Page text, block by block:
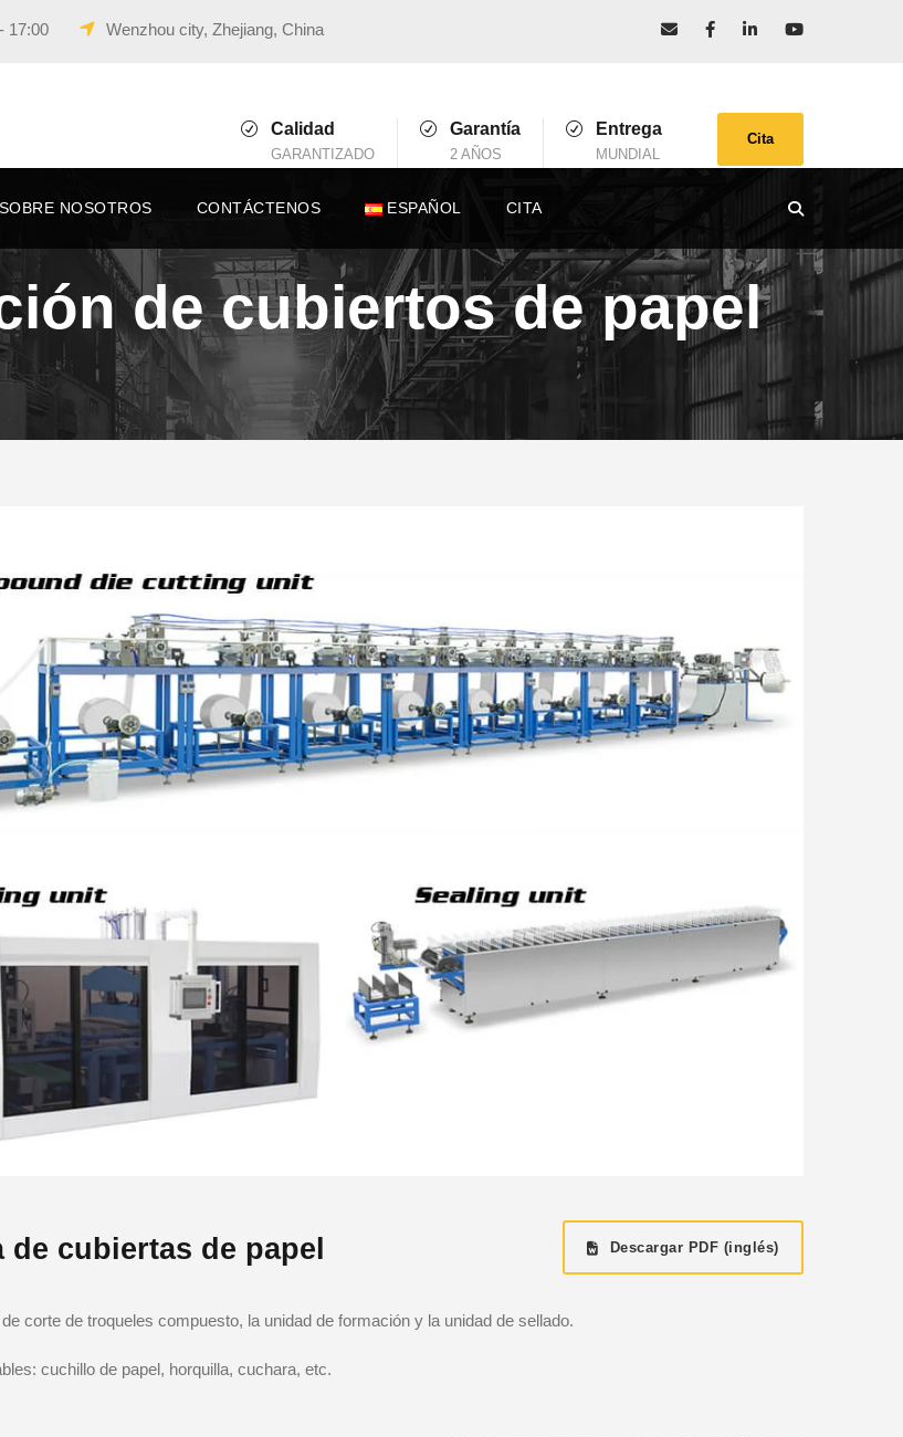
17:00 Wenzhou city, Zhejiang, China
Calidad
GARANTIZADO
Garantía
2 AÑOS
Entrega
MUNDIAL
Cita
SOBRE NOSOTROS CONTÁCTENOS ESPAÑOL CITA
de cubiertos de papel
de cubiertas de papel Descargar PDF (inglés)
corte de troqueles compuesto, la unidad de formación y la unidad de sellado.
cuchillo de papel, horquilla, cuchara, etc.